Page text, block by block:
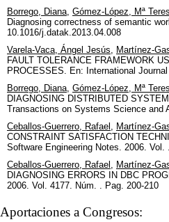
Borrego, Diana, Gómez-López, Mª
Diagnosing correctness of semantic
10.1016/j.datak.2013.04.008
Varela-Vaca, Ángel Jesús, Martínez-
FAULT TOLERANCE FRAMEWORK
PROCESSES. En: International
Borrego, Diana, Gómez-López, Mª
DIAGNOSING DISTRIBUTED
Transactions on Systems Science and
Ceballos-Guerrero, Rafael , Martínez-
CONSTRAINT SATISFACTION
Software Engineering Notes. 2006.
Ceballos-Guerrero, Rafael , Martínez-
DIAGNOSING ERRORS IN DBC
2006. Vol. 4177. Núm. . Pag. 200-210
Aportaciones a Congresos: